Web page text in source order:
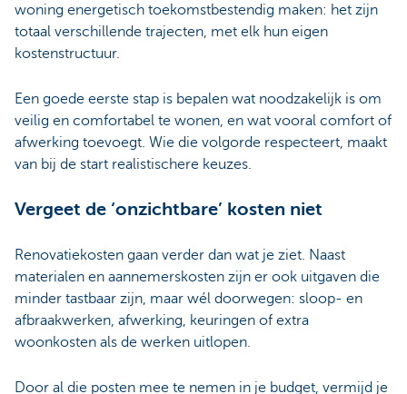
woning energetisch toekomstbestendig maken: het zijn
totaal verschillende trajecten, met elk hun eigen
kostenstructuur.
Een goede eerste stap is bepalen wat noodzakelijk is om
veilig en comfortabel te wonen, en wat vooral comfort of
afwerking toevoegt. Wie die volgorde respecteert, maakt
van bij de start realistischere keuzes.
Vergeet de ‘onzichtbare’ kosten niet
Renovatiekosten gaan verder dan wat je ziet. Naast
materialen en aannemerskosten zijn er ook uitgaven die
minder tastbaar zijn, maar wél doorwegen: sloop- en
afbraakwerken, afwerking, keuringen of extra
woonkosten als de werken uitlopen.
Door al die posten mee te nemen in je budget, vermijd je